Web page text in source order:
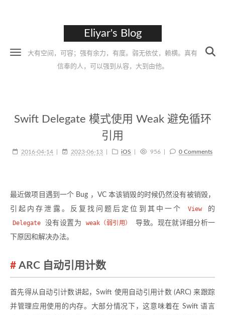
Eliyar's Blog
大有空间，可容；强有余力，有度。弱无依仗，赖横。真有
信奉的人，可以强到从容，大到由他。
Swift Delegate 模式使用 Weak 避免循环
引用
2016-04-14 2023-06-13 iOS 956 0 Comments
最近做项目遇到一个 Bug ，VC 本该销毁的时候仍然没有被销毁，
引起内存泄露。反复找问题后定位到其中一个
View
的
Delegate
没有设置为 weak（弱引用）
导致。现在就详细分析一
下原因和解决办法。
ARC 自动引用计数
首先得从自动引计数讲起，Swift 使用自动引用计数 (ARC) 来跟踪
并管理应用使用的内存。大部分情况下，这意味着在 Swift 语言